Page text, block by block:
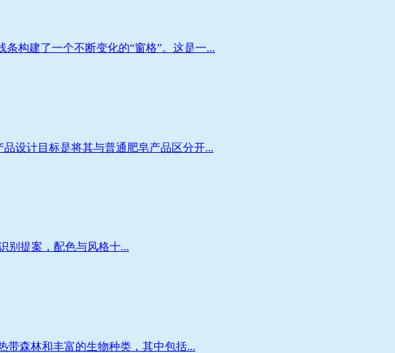
构建了一个不断变化的“窗格”。这是一...
设计目标是将其与普通肥皂产品区分开...
别提案，配色与风格十...
带森林和丰富的生物种类，其中包括...